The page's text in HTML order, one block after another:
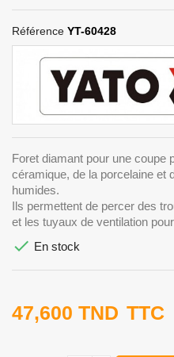
Référence YT-60428
Foret diamant pour une coupe
céramique, de la porcelaine et
humides.
Ils permettent de percer des
et les tuyaux de ventilation
 En stock
47,600 TND TTC